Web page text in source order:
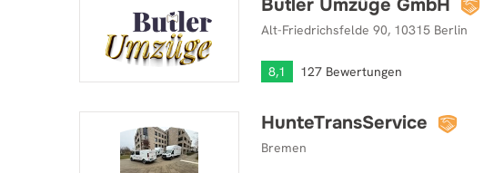
Butler Umzüge GmbH
Alt-Friedrichsfelde 90, 10315 Berlin
8,1 127 Bewertungen
HunteTransService
Bremen